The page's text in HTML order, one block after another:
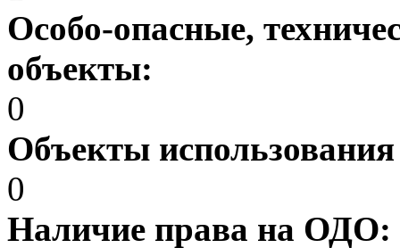
Особо-опасные,
объекты:
0
Объекты
0
Наличие права на ОДО: